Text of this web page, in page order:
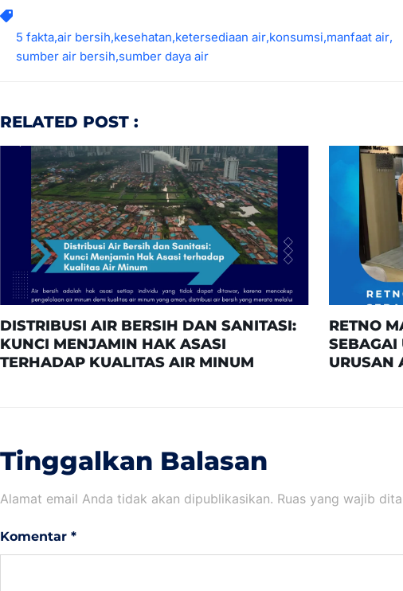
5 fakta,air bersih,kesehatan,ketersediaan air,konsumsi,manfaat air,
sumber air bersih,sumber daya air
RELATED POST :
DISTRIBUSI AIR BERSIH DAN SANITASI:
KUNCI MENJAMIN HAK ASASI
TERHADAP KUALITAS AIR MINUM
RETNO
SEBAGAI
URUSAN
Tinggalkan Balasan
Alamat email Anda tidak akan dipublikasikan. Ruas yang wajib
Komentar *